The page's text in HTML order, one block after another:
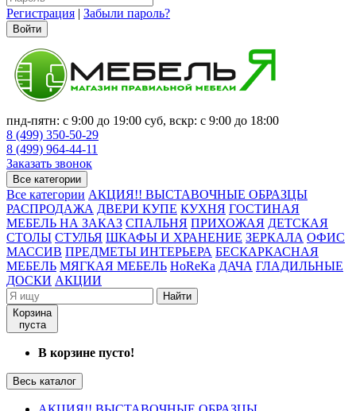
Регистрация | Забыли пароль?
Войти
пнд-пятн: с 9:00 до 19:00 суб, вскр: с 9:00 до 18:00
8 (499) 350-50-29
8 (499) 964-44-11
Заказать звонок
Все категории
Все категории АКЦИЯ!! ВЫСТАВОЧНЫЕ ОБРАЗЦЫ
РАСПРОДАЖА ДВЕРИ КУПЕ КУХНЯ ГОСТИНАЯ
МЕБЕЛЬ НА ЗАКАЗ СПАЛЬНЯ ПРИХОЖАЯ ДЕТСКАЯ
СТОЛЫ СТУЛЬЯ ШКАФЫ И ХРАНЕНИЕ ЗЕРКАЛА ОФИС
МАССИВ ПРЕДМЕТЫ ИНТЕРЬЕРА БЕСКАРКАСНАЯ
МЕБЕЛЬ МЯГКАЯ МЕБЕЛЬ HoReKa ДАЧА ГЛАДИЛЬНЫЕ
ДОСКИ АКЦИИ
Найти
Корзина
пуста
В корзине пусто!
Весь каталог